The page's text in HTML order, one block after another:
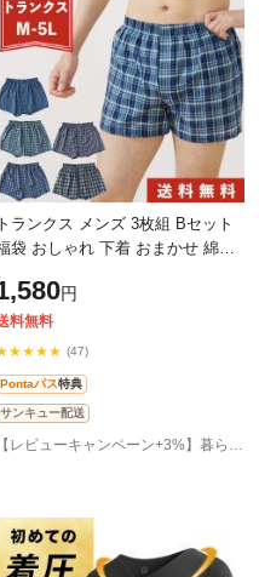
トランクス メンズ 3枚組 Bセット
袋 おしゃれ 下着 おまかせ 綿
トレット 男性 インナー
RT
円
料無料
(47)
Pontaパス特典
サンキュー配送
【レビューキャンペーン+3%】暮らしの肌着 インナー専門店